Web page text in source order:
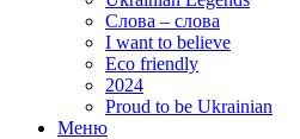
Слова – слова
I want to believe
Eco friendly
2024
Proud to be Ukrainian
Меню